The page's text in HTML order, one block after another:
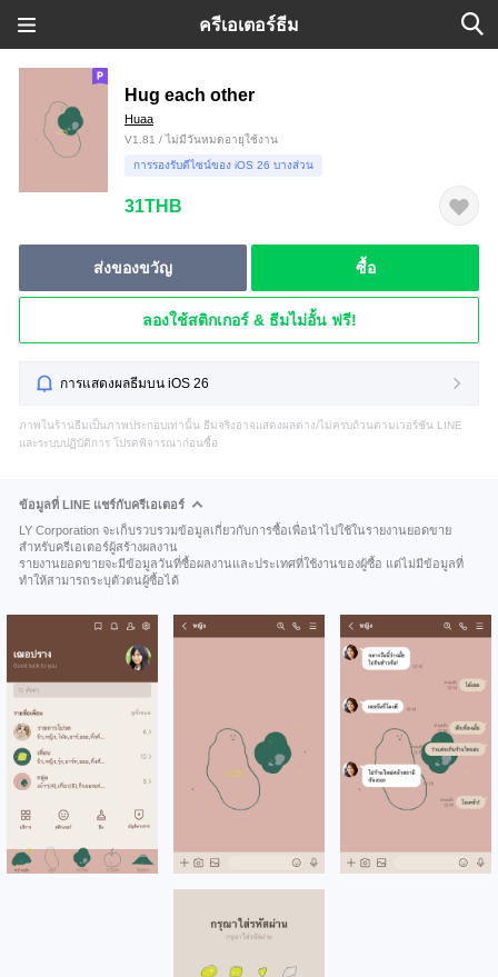
ครีเอเตอร์ธีม
Hug each other
Huaa
V1.81 / ไม่มีวันหมดอายุใช้งาน
การรองรับดีไซน์ของ iOS 26 บางส่วน
31THB
ส่งของขวัญ ซื้อ
ลองใช้สติกเกอร์ & ธีมไม่อั้น ฟรี!
การแสดงผลธีมบน iOS 26
ภาพในร้านธีมเป็นภาพประกอบเท่านั้น ธีมจริงอาจแสดงผลต่าง/ไม่ครบถ้วนตามเวอร์ชัน LINE
และระบบปฏิบัติการ โปรดพิจารณาก่อนซื้อ
ข้อมูลที่ LINE แชร์กับครีเอเตอร์
LY Corporation จะเก็บรวบรวมข้อมูลเกี่ยวกับการซื้อเพื่อนำไปใช้ในรายงานยอดขาย
สำหรับครีเอเตอร์ผู้สร้างผลงาน
รายงานยอดขายจะมีข้อมูลวันที่ซื้อผลงานและประเทศที่ใช้งานของผู้ซื้อ แต่ไม่มีข้อมูลที่
ทำให้สามารถระบุตัวตนผู้ซื้อได้